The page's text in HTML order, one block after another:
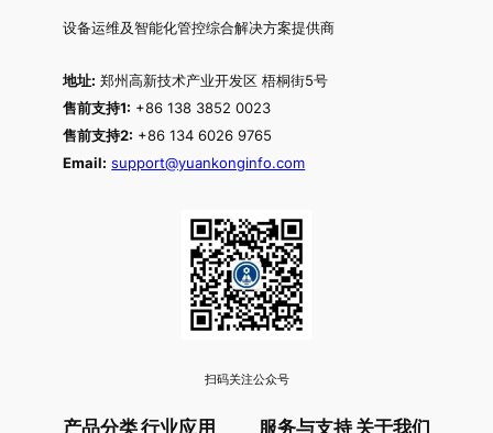
设备运维及智能化管控综合解决方案提供商
地址: 郑州高新技术产业开发区 梧桐街5号
售前支持1: +86 138 3852 0023
售前支持2: +86 134 6026 9765
Email: support@yuankonginfo.com
扫码关注公众号
产品分类行业应用 服务与支持 关于我们